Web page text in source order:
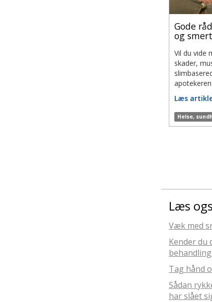
Gode
og
Vil du vide
skader,
Læs
Helse,
Læs
Væk med
Kender du
Tag hånd
Sådan
har slået